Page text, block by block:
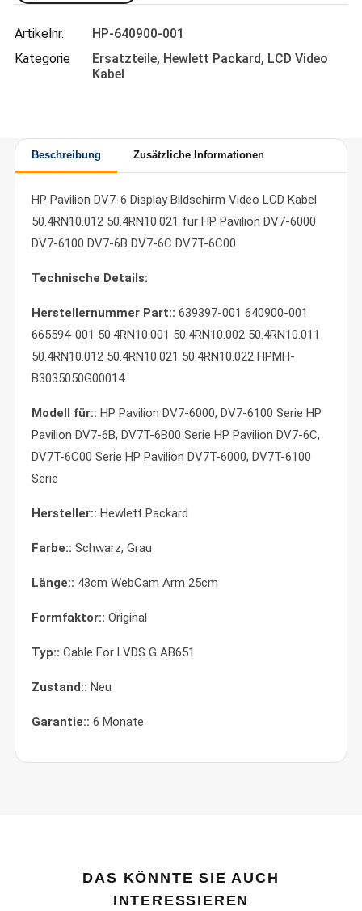
Artikelnr.
HP-640900-001
Kategorie
Ersatzteile, Hewlett Packard, LCD Video
Kabel
Beschreibung Zusätzliche Informationen
HP Pavilion DV7-6 Display Bildschirm Video LCD Kabel
50.4RN10.012 50.4RN10.021 für HP Pavilion DV7-6000
DV7-6100 DV7-6B DV7-6C DV7T-6C00
Technische Details:
Herstellernummer Part:: 639397-001 640900-001
665594-001 50.4RN10.001 50.4RN10.002 50.4RN10.011
50.4RN10.012 50.4RN10.021 50.4RN10.022 HPMH-
B3035050G00014
Modell für:: HP Pavilion DV7-6000, DV7-6100 Serie HP
Pavilion DV7-6B, DV7T-6B00 Serie HP Pavilion DV7-6C,
DV7T-6C00 Serie HP Pavilion DV7T-6000, DV7T-6100
Serie
Hersteller:: Hewlett Packard
Farbe:: Schwarz, Grau
Länge:: 43cm WebCam Arm 25cm
Formfaktor:: Original
Typ:: Cable For LVDS G AB651
Zustand:: Neu
Garantie:: 6 Monate
DAS KÖNNTE SIE AUCH
INTERESSIEREN